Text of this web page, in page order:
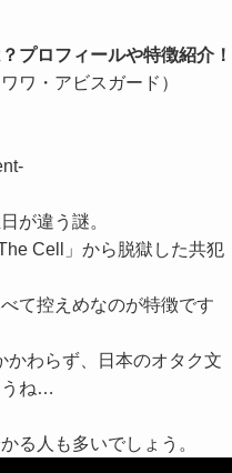
プロフィールや特徴紹介！
ワ・アビスガード）
が違う謎。
Cell」から脱獄した共犯
て控えめなのが特徴です
かわらず、日本のオタク文
うね…
る人も多いでしょう。